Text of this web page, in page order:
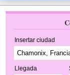
Insertar ciudad
Llegada